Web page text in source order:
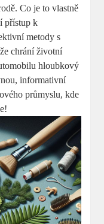
Co je to vlastně
přístup k
metody s
chrání životní
hloubkový
informativní
průmyslu, kde